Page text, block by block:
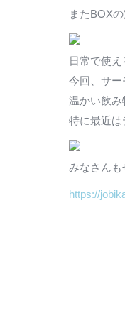
またBOX
日常で使
今回、サー
温かい飲み
特に最近
みなさんも
https://